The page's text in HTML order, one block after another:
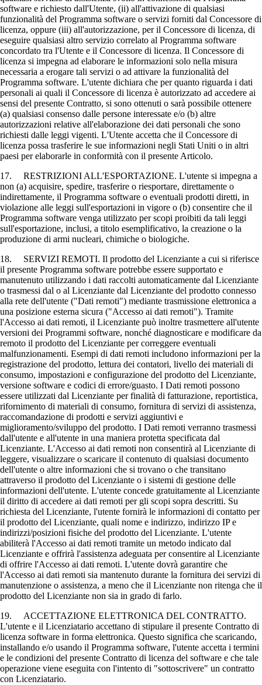
software e richiesto dall'Utente, (ii) all'attivazione di qualsiasi
funzionalità del Programma software o servizi forniti dal Concessore di
licenza, oppure (iii) all'autorizzazione, per il Concessore di licenza, di
eseguire qualsiasi altro servizio correlato al Programma software
concordato tra l'Utente e il Concessore di licenza. Il Concessore di
licenza si impegna ad elaborare le informazioni solo nella misura
necessaria a erogare tali servizi o ad attivare la funzionalità del
Programma software. L'utente dichiara che per quanto riguarda i dati
personali ai quali il Concessore di licenza è autorizzato ad accedere ai
sensi del presente Contratto, si sono ottenuti o sarà possibile ottenere
(a) qualsiasi consenso dalle persone interessate e/o (b) altre
autorizzazioni relative all'elaborazione dei dati personali che sono
richiesti dalle leggi vigenti. L'Utente accetta che il Concessore di
licenza possa trasferire le sue informazioni negli Stati Uniti o in altri
paesi per elaborarle in conformità con il presente Articolo.
17. RESTRIZIONI ALL'ESPORTAZIONE. L'utente si impegna a
non (a) acquisire, spedire, trasferire o riesportare, direttamente o
indirettamente, il Programma software o eventuali prodotti diretti, in
violazione alle leggi sull'esportazioni in vigore o (b) consentire che il
Programma software venga utilizzato per scopi proibiti da tali leggi
sull'esportazione, inclusi, a titolo esemplificativo, la creazione o la
produzione di armi nucleari, chimiche o biologiche.
18. SERVIZI REMOTI. Il prodotto del Licenziante a cui si riferisce
il presente Programma software potrebbe essere supportato e
manutenuto utilizzando i dati raccolti automaticamente dal Licenziante
o trasmessi dal o al Licenziante dal Licenziante del prodotto connesso
alla rete dell'utente ("Dati remoti") mediante trasmissione elettronica a
una posizione esterna sicura ("Accesso ai dati remoti"). Tramite
l'Accesso ai dati remoti, il Licenziante può inoltre trasmettere all'utente
versioni dei Programmi software, nonché diagnosticare e modificare da
remoto il prodotto del Licenziante per correggere eventuali
malfunzionamenti. Esempi di dati remoti includono informazioni per la
registrazione del prodotto, lettura dei contatori, livello dei materiali di
consumo, impostazioni e configurazione del prodotto del Licenziante,
versione software e codici di errore/guasto. I Dati remoti possono
essere utilizzati dal Licenziante per finalità di fatturazione, reportistica,
rifornimento di materiali di consumo, fornitura di servizi di assistenza,
raccomandazione di prodotti e servizi aggiuntivi e
miglioramento/sviluppo del prodotto. I Dati remoti verranno trasmessi
dall'utente e all'utente in una maniera protetta specificata dal
Licenziante. L'Accesso ai dati remoti non consentirà al Licenziante di
leggere, visualizzare o scaricare il contenuto di qualsiasi documento
dell'utente o altre informazioni che si trovano o che transitano
attraverso il prodotto del Licenziante o i sistemi di gestione delle
informazioni dell'utente. L'utente concede gratuitamente al Licenziante
il diritto di accedere ai dati remoti per gli scopi sopra descritti. Su
richiesta del Licenziante, l'utente fornirà le informazioni di contatto per
il prodotto del Licenziante, quali nome e indirizzo, indirizzo IP e
indirizzi/posizioni fisiche del prodotto del Licenziante. L'utente
abiliterà l'Accesso ai dati remoti tramite un metodo indicato dal
Licenziante e offrirà l'assistenza adeguata per consentire al Licenziante
di offrire l'Accesso ai dati remoti. L'utente dovrà garantire che
l'Accesso ai dati remoti sia mantenuto durante la fornitura dei servizi di
manutenzione o assistenza, a meno che il Licenziante non ritenga che il
prodotto del Licenziante non sia in grado di farlo.
19. ACCETTAZIONE ELETTRONICA DEL CONTRATTO.
L'utente e il Licenziatario accettano di stipulare il presente Contratto di
licenza software in forma elettronica. Questo significa che scaricando,
installando e/o usando il Programma software, l'utente accetta i termini
e le condizioni del presente Contratto di licenza del software e che tale
operazione viene eseguita con l'intento di "sottoscrivere" un contratto
con Licenziatario.